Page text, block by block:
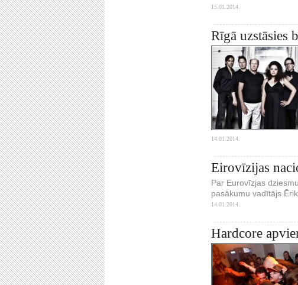
15.01.2014.
Rīgā uzstāsies
14.01.2014.
Eirovīzijas
Par Eurovīzjas
pasākumu vadītājs
14.01.2014.
Hardcore